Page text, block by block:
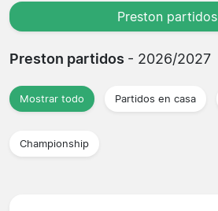
Preston partidos
Preston partidos - 2026/2027
Mostrar todo Partidos en casa
Championship